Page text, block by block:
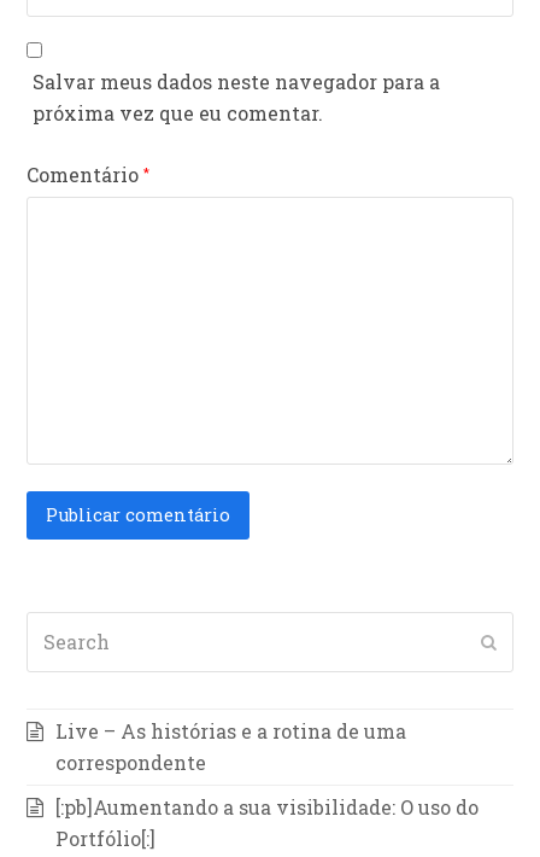
Salvar meus dados neste navegador para a
próxima vez que eu comentar.
Comentário*
Live – As histórias e a rotina de uma
correspondente
[:pb]Aumentando a sua visibilidade: O uso do
Portfólio[:]